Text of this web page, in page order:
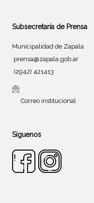
Subsecretaría de Prensa
Municipalidad de Zapala
prensa@zapala.gob.ar
(2942) 421413
Correo institucional
Síguenos